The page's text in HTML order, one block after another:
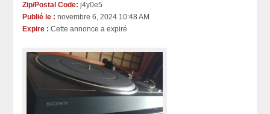
Zip/Postal Code: j4y0e5
Publié le : novembre 6, 2024 10:48 AM
Expire : Cette annonce a expiré